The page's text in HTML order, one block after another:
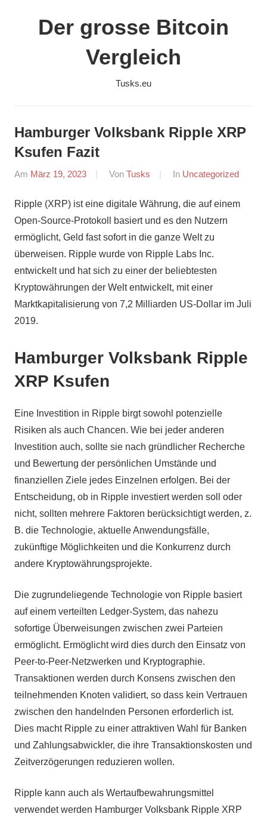
Der grosse Bitcoin
Vergleich
Tusks.eu
Hamburger Volksbank Ripple XRP
Ksufen Fazit
Am März 19, 2023 Von Tusks In Uncategorized
Ripple (XRP) ist eine digitale Währung, die auf einem
Open-Source-Protokoll basiert und es den Nutzern
ermöglicht, Geld fast sofort in die ganze Welt zu
überweisen. Ripple wurde von Ripple Labs Inc.
entwickelt und hat sich zu einer der beliebtesten
Kryptowährungen der Welt entwickelt, mit einer
Marktkapitalisierung von 7,2 Milliarden US-Dollar im Juli
2019.
Hamburger Volksbank Ripple
XRP Ksufen
Eine Investition in Ripple birgt sowohl potenzielle
Risiken als auch Chancen. Wie bei jeder anderen
Investition auch, sollte sie nach gründlicher Recherche
und Bewertung der persönlichen Umstände und
finanziellen Ziele jedes Einzelnen erfolgen. Bei der
Entscheidung, ob in Ripple investiert werden soll oder
nicht, sollten mehrere Faktoren berücksichtigt werden, z.
B. die Technologie, aktuelle Anwendungsfälle,
zukünftige Möglichkeiten und die Konkurrenz durch
andere Kryptowährungsprojekte.
Die zugrundeliegende Technologie von Ripple basiert
auf einem verteilten Ledger-System, das nahezu
sofortige Überweisungen zwischen zwei Parteien
ermöglicht. Ermöglicht wird dies durch den Einsatz von
Peer-to-Peer-Netzwerken und Kryptographie.
Transaktionen werden durch Konsens zwischen den
teilnehmenden Knoten validiert, so dass kein Vertrauen
zwischen den handelnden Personen erforderlich ist.
Dies macht Ripple zu einer attraktiven Wahl für Banken
und Zahlungsabwickler, die ihre Transaktionskosten und
Zeitverzögerungen reduzieren wollen.
Ripple kann auch als Wertaufbewahrungsmittel
verwendet werden Hamburger Volksbank Ripple XRP